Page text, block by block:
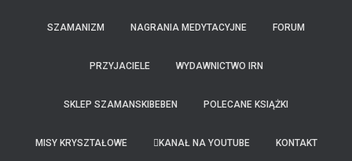
SZAMANIZM NAGRANIA MEDYTACYJNE FORUM
PRZYJACIELE WYDAWNICTWO IRN
SKLEP SZAMANSKIBEBEN POLECANE KSIĄŻKI
MISY KRYSZTAŁOWE KANAŁ NA YOUTUBE KONTAKT